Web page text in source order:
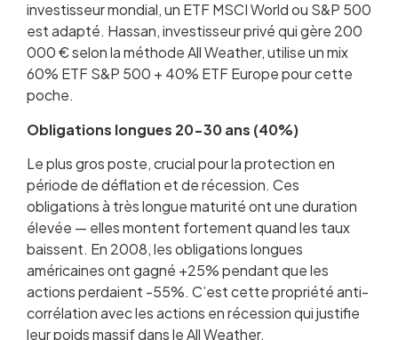
investisseur mondial, un ETF MSCI World ou S&P 500
est adapté. Hassan, investisseur privé qui gère 200
000 € selon la méthode All Weather, utilise un mix
60% ETF S&P 500 + 40% ETF Europe pour cette
poche.
Obligations longues 20-30 ans (40%)
Le plus gros poste, crucial pour la protection en
période de déflation et de récession. Ces
obligations à très longue maturité ont une duration
élevée — elles montent fortement quand les taux
baissent. En 2008, les obligations longues
américaines ont gagné +25% pendant que les
actions perdaient -55%. C’est cette propriété anti-
corrélation avec les actions en récession qui justifie
leur poids massif dans le All Weather.